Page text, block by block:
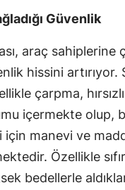
Güvenlik
araç sahiplerine
hissini artırıyor.
çarpma,
içermekte olup,
manevi ve
Özellikle
bedellerle